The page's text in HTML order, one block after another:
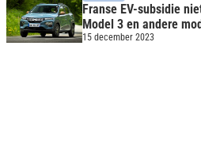
Franse EV-subsidie
Model 3 en andere
15 december 2023